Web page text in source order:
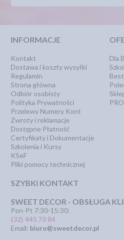
INFORMACJE
Kontakt
Dostawa i koszty wysyłki
Regulamin
Strona główna
Odbiór osobisty
Polityka Prywatności
Przelewy Numery Kont
Zwroty i reklamacje
Dostępne Płatność
Certyfikaty i Dokumentacje
Szkolenia i Kursy
KSeF
Pliki pomocy technicznej
Dla
SZYBKI KONTAKT
SWEET DECOR - OBSŁUGA
Pon-Pt 7:30-15:30:
(32) 445 73 84
Email: biuro@sweetdecor.pl